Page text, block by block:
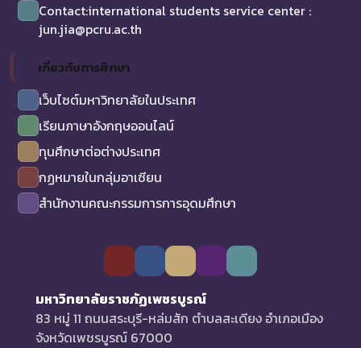
Contact:international students service center :
jun.jia@pcru.ac.th
เกี่ยวกับการศึกษา
เว็บไซต์มหาวิทยาลัยในประเทศ
เรียนภาษาอังกฤษออนไลน์
ทุนศึกษาต่อต่างประเทศ
กฏหมายในกลุ่มอาเซียน
สำนักงานคณะกรรมการการอุดมศึกษา
มหาวิทยาลัยราชภัฏเพชรบูรณ์
83 หมู่ 11 ถนนสระบุรี-หล่มสัก ตำบลสะเดียง อำเภอเมือง
จังหวัดเพชรบูรณ์ 67000